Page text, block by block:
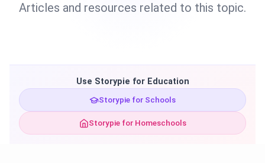
Articles and resources related to this topic.
Use Storypie for Education
Storypie for Schools
Storypie for Homeschools